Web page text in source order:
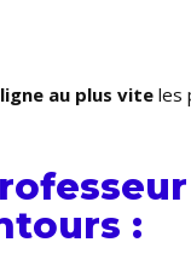
au plus viteles
: